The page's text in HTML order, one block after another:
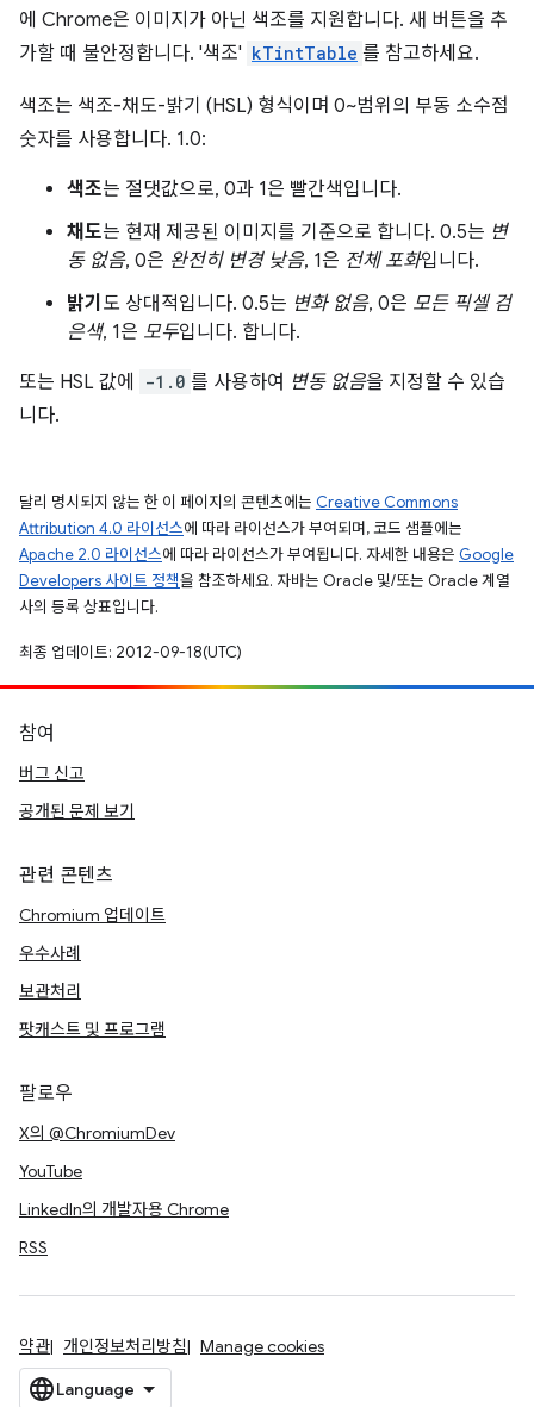
에 Chrome은 이미지가 아닌 색조를 지원합니다. 새 버튼을 추
가할 때 불안정합니다. '색조' kTintTable 를 참고하세요.
색조는 색조-채도-밝기 (HSL) 형식이며 0~범위의 부동 소수점
숫자를 사용합니다. 1.0:
색조는 절댓값으로, 0과 1은 빨간색입니다.
채도는 현재 제공된 이미지를 기준으로 합니다. 0.5는 변
동 없음, 0은 완전히 변경 낮음, 1은 전체 포화입니다.
밝기 도 상대적입니다. 0.5는 변화 없음, 0은 모든 픽셀 검
은색, 1은 모두입니다. 합니다.
또는 HSL 값에 -1.0 를 사용하여 변동 없음을 지정할 수 있습
니다.
달리 명시되지 않는 한 이 페이지의 콘텐츠에는 Creative Commons
Attribution 4.0 라이선스에 따라 라이선스가 부여되며, 코드 샘플에는
Apache 2.0 라이선스에 따라 라이선스가 부여됩니다. 자세한 내용은 Google
Developers 사이트 정책을 참조하세요. 자바는 Oracle 및/또는 Oracle 계열
사의 등록 상표입니다.
최종 업데이트: 2012-09-18(UTC)
참여
버그 신고
공개된 문제 보기
관련 콘텐츠
Chromium 업데이트
우수사례
보관처리
팟캐스트 및 프로그램
팔로우
X의 @ChromiumDev
YouTube
LinkedIn의 개발자용 Chrome
RSS
약관 개인정보처리방침 Manage cookies